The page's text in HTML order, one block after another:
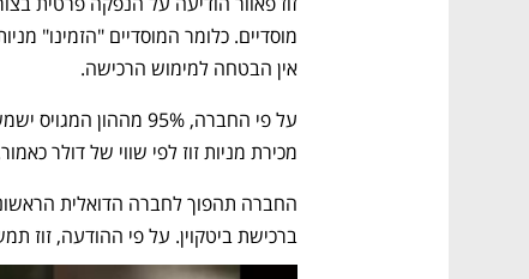
אין הבטחה למימוש הרכישה.
מכירת מניות זוז לפי שווי של דולר
ברכישת ביטקוין. על פי ההודעה, זוז